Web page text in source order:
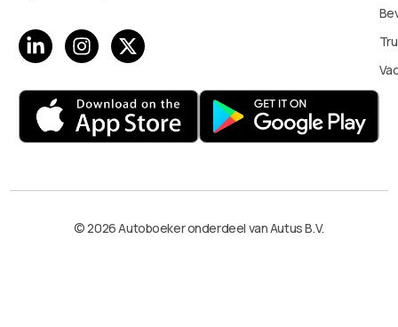
© 2026 Autoboeker onderdeel van Autus B.V.